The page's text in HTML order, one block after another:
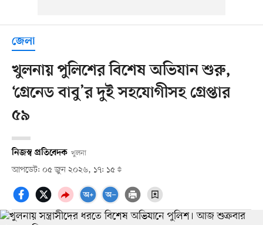
জেলা
খুলনায় পুলিশের বিশেষ অভিযান শুরু,
‘গ্রেনেড বাবু’র দুই সহযোগীসহ গ্রেপ্তার
৫৯
নিজস্ব প্রতিবেদক খুলনা
আপডেট: ০৫ জুন ২০২৬, ১৭: ১৫